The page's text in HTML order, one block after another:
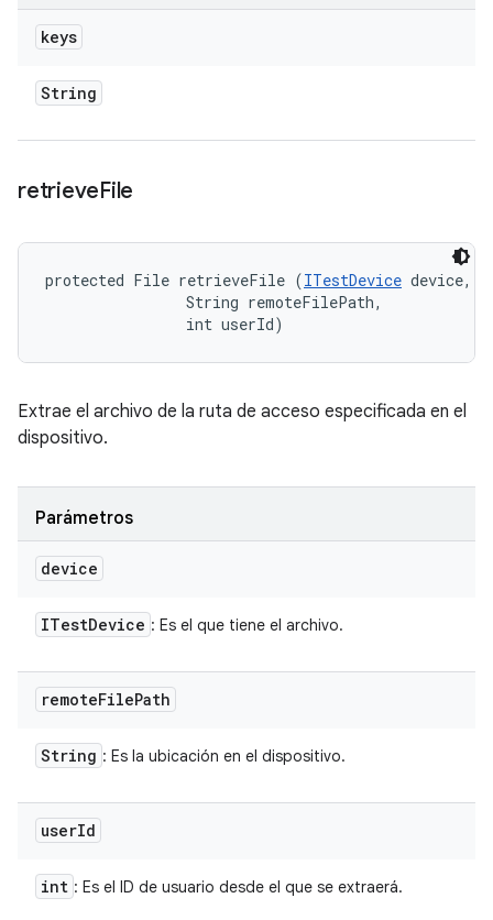
keys
String
retrieveFile
protected File retrieveFile (ITestDevice device,
                String remoteFilePath,
                int userId)
Extrae el archivo de la ruta de acceso especificada en el
dispositivo.
Parámetros
device
ITestDevice : Es el que tiene el archivo.
remoteFilePath
String : Es la ubicación en el dispositivo.
userId
int : Es el ID de usuario desde el que se extraerá.